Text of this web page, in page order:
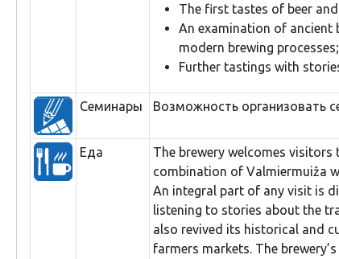
The first tastes of beer
An examination of ancient
modern brewing
Further tastings with
Семинары Возможность организовать
Еда
The brewery welcomes visitors
combination of Valmiermuiža
An integral part of any visit is
listening to stories about the
also revived its historical and
farmers markets. The